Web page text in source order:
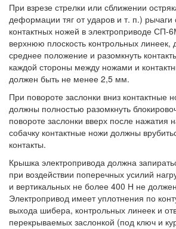
При взрезе стрелки или сближении
деформации тяг от ударов и т. п.) рычаги
контактных ножей в электроприводе СП-
верхнюю плоскость контрольных линеек,
среднее положение и разомкнуть
каждой стороны между ножами и
должен быть не менее 2,5 мм.
При повороте заслонки вниз контактные
должны полностью разомкнуть
повороте заслонки вверх после нажатия
собачку контактные ножи должны
контакты.
Крышка электропривода должна
при воздействии поперечных усилий
и вертикальных не более 400 Н не
Электропривод имеет уплотнения по
выхода шибера, контрольных линеек и
перекрываемых заслонкой (под ключ и